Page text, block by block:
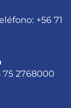
+56 71
75 2768000